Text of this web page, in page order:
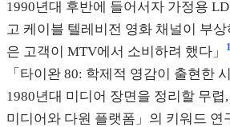
1990년대 후반에 들어서자 가정용
고 케이블 텔레비전 영화 채널이 부
은 고객이 MTV에서 소비하려 했다」
1
「타이완 80: 학제적 영감이 출현한
1980년대 미디어 장면을 정리할 무
미디어와 다원 플랫폼」의 키워드 연